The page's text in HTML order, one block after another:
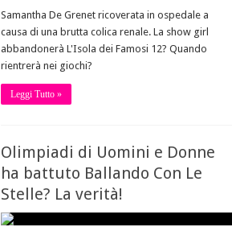
Samantha De Grenet ricoverata in ospedale a
causa di una brutta colica renale. La show girl
abbandonerà L'Isola dei Famosi 12? Quando
rientrerà nei giochi?
Leggi Tutto »
Olimpiadi di Uomini e Donne
ha battuto Ballando Con Le
Stelle? La verità!